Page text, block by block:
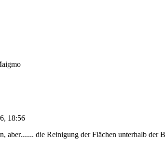
18:56
aber....... die Reinigung der Flächen unterhalb der